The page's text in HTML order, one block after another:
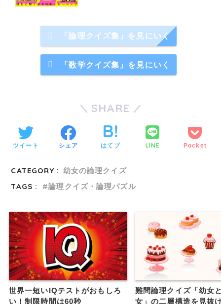
「論理クイズ集」を見にいく
「数学クイズ集」を見にいく
SHARE
ツイート シェア はてブ LINE Pocket
CATEGORY : 幼女の論理クイズ
TAGS :
論理クイズ・論理パズル
世界一短いIQテストがおもしろ
い！制限時間は60秒
難問論理クイズ「幼女
女」の二層構造を見抜